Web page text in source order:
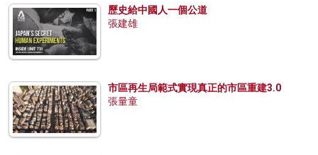
歷史給中國人一個公道
張建雄
市區再生局範式實現真正的市區重建3.0
張量童